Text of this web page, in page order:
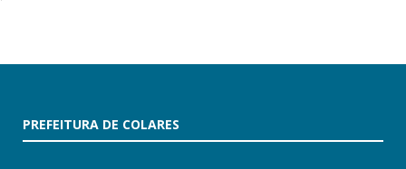
PREFEITURA DE COLARES